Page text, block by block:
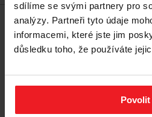
sdílíme se svými partnery pro
analýzy. Partneři tyto údaje
informacemi, které jste jim
důsledku toho, že používáte
Povolit